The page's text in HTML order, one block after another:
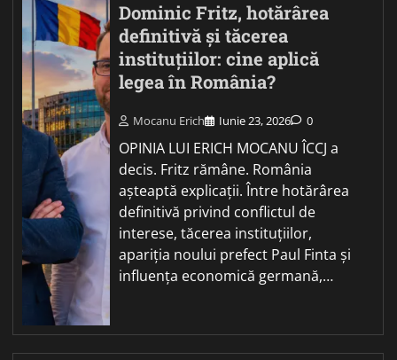
Dominic Fritz, hotărârea
definitivă și tăcerea
instituțiilor: cine aplică
legea în România?
Mocanu Erich Iunie 23, 2026 0
OPINIA LUI ERICH MOCANU ÎCCJ a
decis. Fritz rămâne. România
așteaptă explicații. Între hotărârea
definitivă privind conflictul de
interese, tăcerea instituțiilor,
apariția noului prefect Paul Finta și
influența economică germană,…